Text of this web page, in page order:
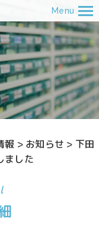
Menu
報 > お知らせ > 下田
ました